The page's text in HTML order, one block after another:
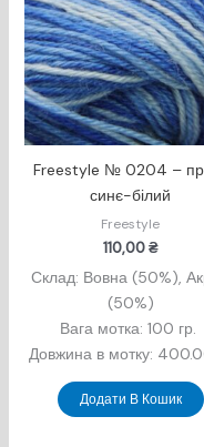
Freestyle № 0204 –
синє-білий
Freestyle
110,00₴
Склад: Вовна (50%),
(50%)
Вага мотка: 100 гр.
Довжина в мотку:
Додати В Кошик